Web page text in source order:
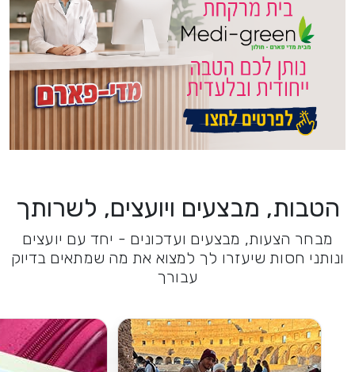
הטבות, מבצעים ויועצים, לשרותך
מבחר הצעות, מבצעים ועדכונים - יחד עם יועצים
ונותני חסות שיעזרו לך למצוא את מה שמתאים בדיוק
עבורך